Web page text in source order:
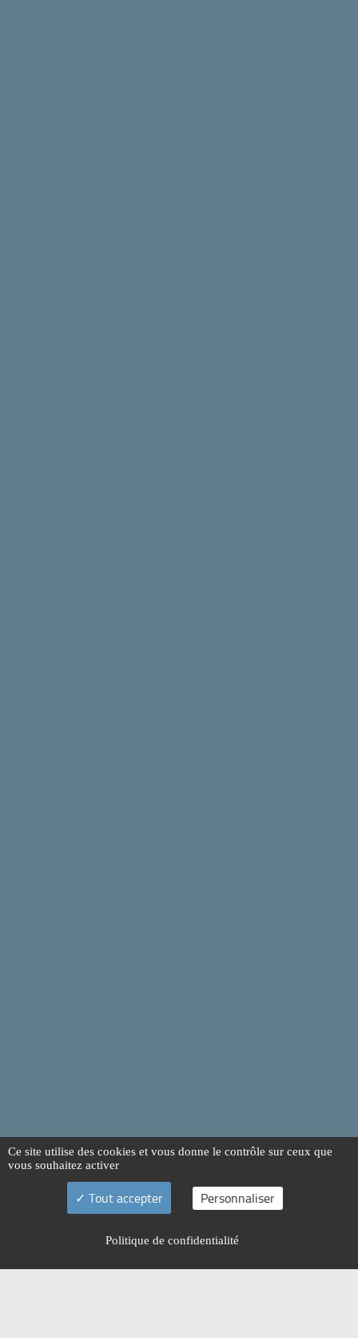
Ce site utilise des cookies et vous donne le contrôle sur ceux que
vous souhaitez activer
Tout accepter Personnaliser
Politique de confidentialité